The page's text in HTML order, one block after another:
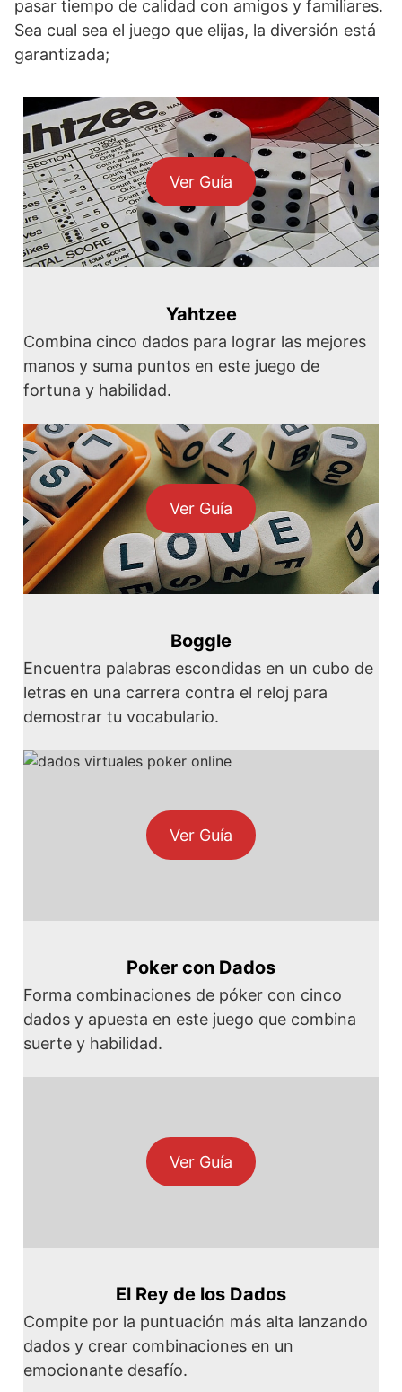
pasar tiempo de calidad con amigos y familiares.
Sea cual sea el juego que elijas, la diversión está
garantizada;
Ver Guía
Yahtzee
Combina cinco dados para lograr las mejores
manos y suma puntos en este juego de
fortuna y habilidad.
Ver Guía
Boggle
Encuentra palabras escondidas en un cubo de
letras en una carrera contra el reloj para
demostrar tu vocabulario.
Ver Guía
Poker con Dados
Forma combinaciones de póker con cinco
dados y apuesta en este juego que combina
suerte y habilidad.
Ver Guía
El Rey de los Dados
Compite por la puntuación más alta lanzando
dados y crear combinaciones en un
emocionante desafío.